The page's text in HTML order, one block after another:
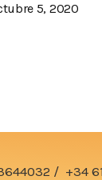
5, 2020
/ +34